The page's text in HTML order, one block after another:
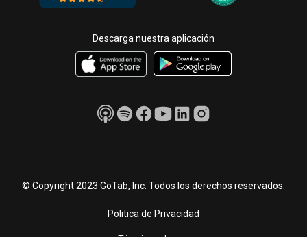
Descarga nuestra aplicación
© Copyright 2023 GoTab, Inc. Todos los derechos reservados.
Politica de Privacidad